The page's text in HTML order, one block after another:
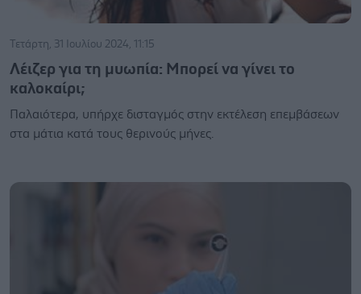
Τετάρτη, 31 Ιουλίου 2024, 11:15
Λέιζερ για τη μυωπία: Μπορεί να γίνει το
καλοκαίρι;
Παλαιότερα, υπήρχε δισταγμός στην εκτέλεση επεμβάσεων
στα μάτια κατά τους θερινούς μήνες.